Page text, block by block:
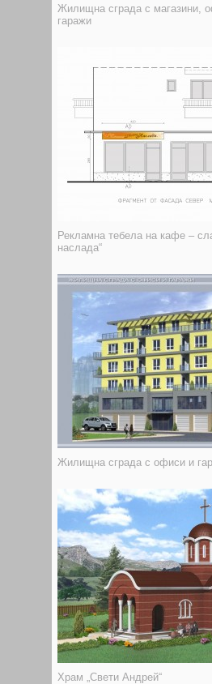
Жилищна сграда с магазини,
гаражи
Рекламна тебела на кафе –
наслада“
Жилищна сграда с офиси и
Храм „Свети Андрей“